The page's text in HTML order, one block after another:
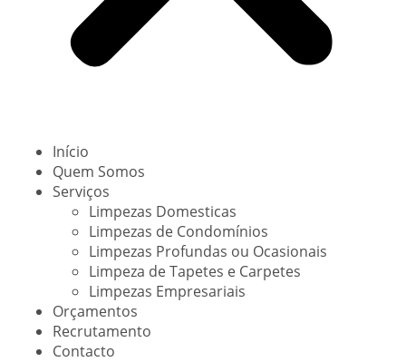
Início
Quem Somos
Serviços
Limpezas Domesticas
Limpezas de Condomínios
Limpezas Profundas ou Ocasionais
Limpeza de Tapetes e Carpetes
Limpezas Empresariais
Orçamentos
Recrutamento
Contacto